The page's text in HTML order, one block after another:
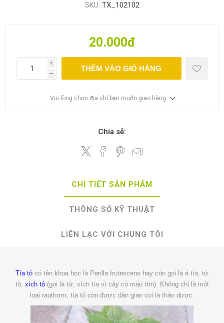
SKU: TX_102102
20.000đ
i
h
THÊM VÀO GIỎ HÀNG
Vui lòng chọn địa chỉ bạn muốn giao hàng
Chia sẻ:
CHI TIẾT SẢN PHẨM
THÔNG SỐ KỸ THUẬT
LIÊN LẠC VỚI CHÚNG TÔI
Tía tô có tên khoa học là Perilla frutescens hay còn gọi là é tía, tử
tô, xích tô(gọi là tử, xích tía vì cây có màu tím). Không chỉ là một
loại rauthơm, tía tô còn được dân gian coi là thảo dược.